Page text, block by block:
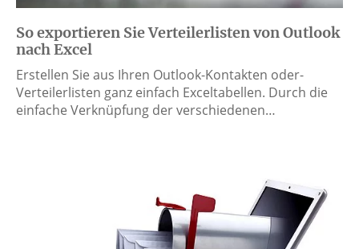
So exportieren Sie Verteilerlisten von Outlook
nach Excel
Erstellen Sie aus Ihren Outlook-Kontakten oder-
Verteilerlisten ganz einfach Exceltabellen. Durch die
einfache Verknüpfung der verschiedenen…